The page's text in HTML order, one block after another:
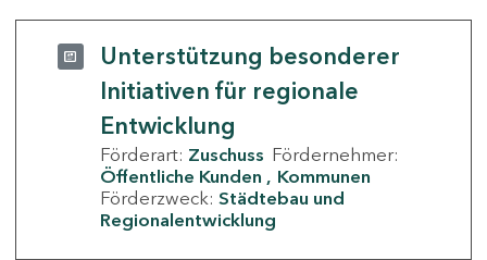
Unterstützung besonderer
Initiativen für regionale
Entwicklung
Förderart: Zuschuss Fördernehmer:
Öffentliche Kunden
Kommunen
Förderzweck: Städtebau und
Regionalentwicklung